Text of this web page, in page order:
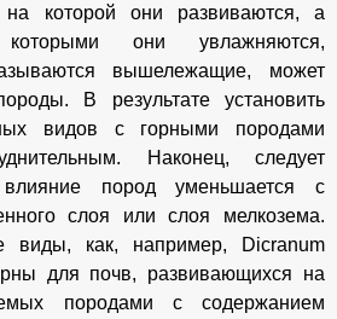
которой они развиваются, а
они увлажняются,
вышележащие, может
В результате установить
видов с горными породами
Наконец, следует
влияние пород уменьшается с
слоя или слоя мелкозема.
виды, как, например, Dicranum
для почв, развивающихся на
породами с содержанием